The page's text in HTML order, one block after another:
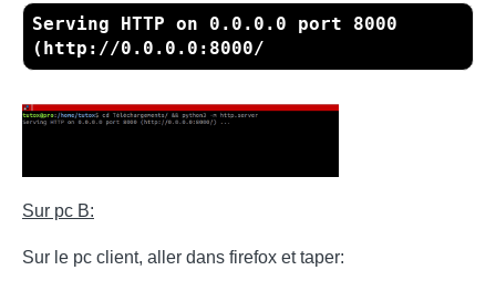
Serving HTTP on 0.0.0.0 port 8000
(http://0.0.0.0:8000/
Sur pc B:
Sur le pc client, aller dans firefox et taper: